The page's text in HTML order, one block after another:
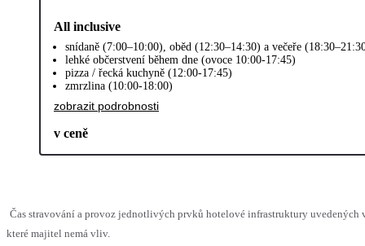
All inclusive
snídaně (7:00–10:00), oběd (12:30–14:30) a večeře
lehké občerstvení během dne (ovoce 10:00-17:45)
pizza / řecká kuchyně (12:00-17:45)
zmrzlina (10:00-18:00)
zobrazit podrobnosti
v ceně
Čas stravování a provoz jednotlivých prvků hotelové infrastruktury uvedených
které majitel nemá vliv.